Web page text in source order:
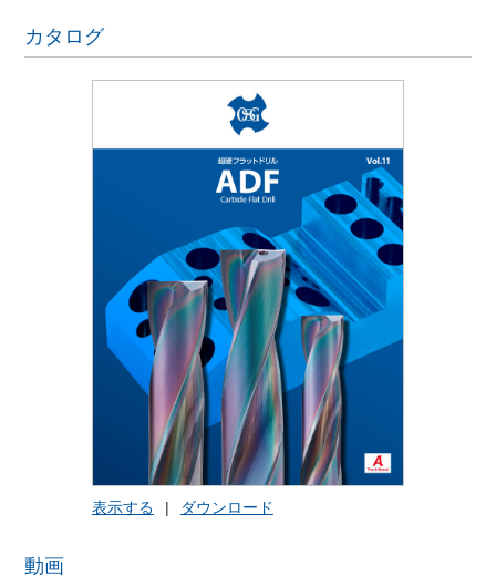
カタログ
表示する | ダウンロード
動画